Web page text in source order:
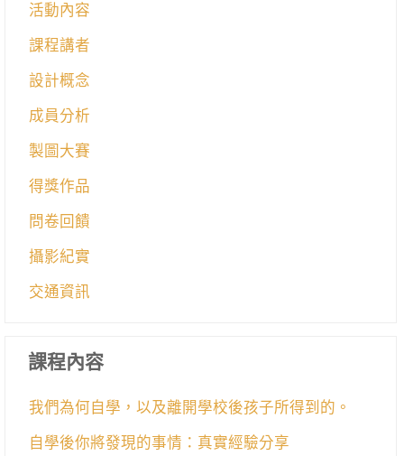
活動內容
課程講者
設計概念
成員分析
製圖大賽
得獎作品
問卷回饋
攝影紀實
交通資訊
課程內容
我們為何自學，以及離開學校後孩子所得到的。
自學後你將發現的事情：真實經驗分享